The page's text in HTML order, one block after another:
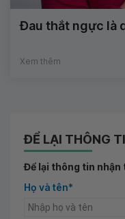
Đau thắt ngực là
Xem thêm
ĐỂ LẠI THÔNG
Để lại thông tin nhận
Họ và tên*